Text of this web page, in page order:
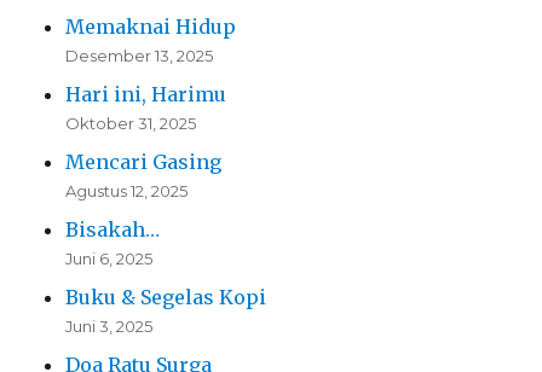
Memaknai Hidup
Desember 13, 2025
Hari ini, Harimu
Oktober 31, 2025
Mencari Gasing
Agustus 12, 2025
Bisakah…
Juni 6, 2025
Buku & Segelas Kopi
Juni 3, 2025
Doa Ratu Surga